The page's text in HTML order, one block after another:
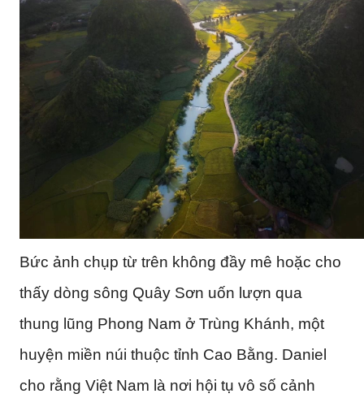
Bức ảnh chụp từ trên không đầy mê hoặc cho
thấy dòng sông Quây Sơn uốn lượn qua
thung lũng Phong Nam ở Trùng Khánh, một
huyện miền núi thuộc tỉnh Cao Bằng. Daniel
cho rằng Việt Nam là nơi hội tụ vô số cảnh